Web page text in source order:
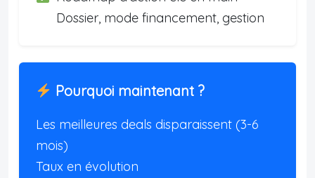
Dossier, mode financement, gestion
Pourquoi maintenant ?
Les meilleures deals disparaissent (3-6
mois)
Taux en évolution